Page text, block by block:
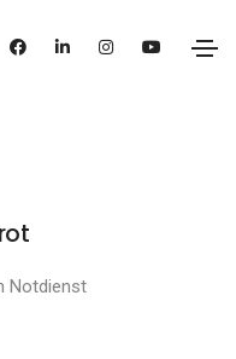
Notdienst